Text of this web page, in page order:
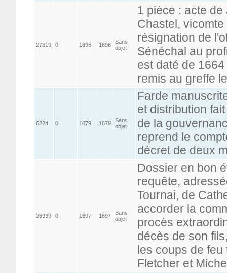
27319 0 1696 1696
Sans
objet
1 pièce : acte
Chastel,
résignation de
Sénéchal au
est daté de
remis au greffe
6224 0 1679 1679
Sans
objet
Farde
et distribution
de la
reprend le
décret de deux
26939 0 1697 1697
Sans
objet
Dossier en bon
requête,
Tournai, de
accorder la
procès
décès de son
les coups de
Fletcher et